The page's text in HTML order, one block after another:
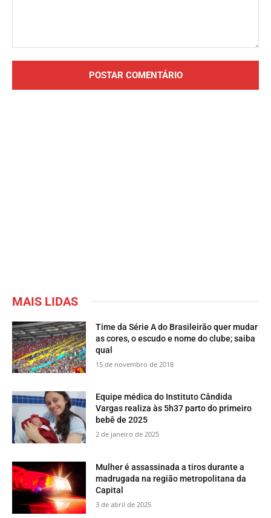
MAIS LIDAS
Time da Série A do Brasileirão quer mudar
as cores, o escudo e nome do clube; saiba
qual
15 de novembro de 2018
Equipe médica do Instituto Cândida
Vargas realiza às 5h37 parto do primeiro
bebê de 2025
2 de janeiro de 2025
Mulher é assassinada a tiros durante a
madrugada na região metropolitana da
Capital
3 de abril de 2025